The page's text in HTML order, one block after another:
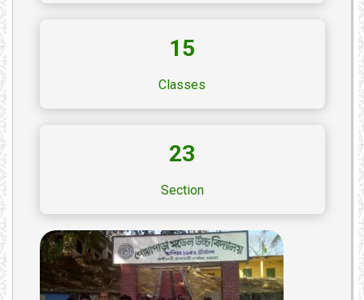
15
Classes
23
Section